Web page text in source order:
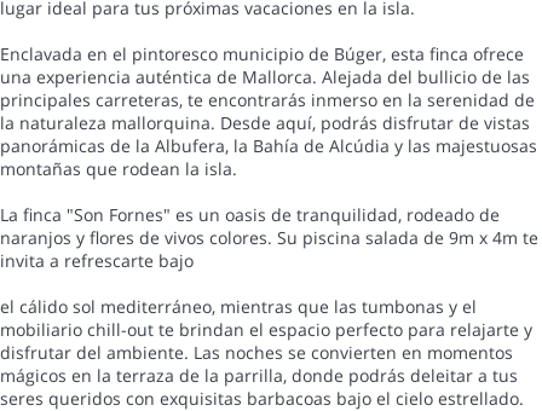
lugar ideal para tus próximas vacaciones en la isla.
Enclavada en el pintoresco municipio de Búger, esta finca ofrece
una experiencia auténtica de Mallorca. Alejada del bullicio de las
principales carreteras, te encontrarás inmerso en la serenidad de
la naturaleza mallorquina. Desde aquí, podrás disfrutar de vistas
panorámicas de la Albufera, la Bahía de Alcúdia y las majestuosas
montañas que rodean la isla.
La finca "Son Fornes" es un oasis de tranquilidad, rodeado de
naranjos y flores de vivos colores. Su piscina salada de 9m x 4m te
invita a refrescarte bajo
el cálido sol mediterráneo, mientras que las tumbonas y el
mobiliario chill-out te brindan el espacio perfecto para relajarte y
disfrutar del ambiente. Las noches se convierten en momentos
mágicos en la terraza de la parrilla, donde podrás deleitar a tus
seres queridos con exquisitas barbacoas bajo el cielo estrellado.